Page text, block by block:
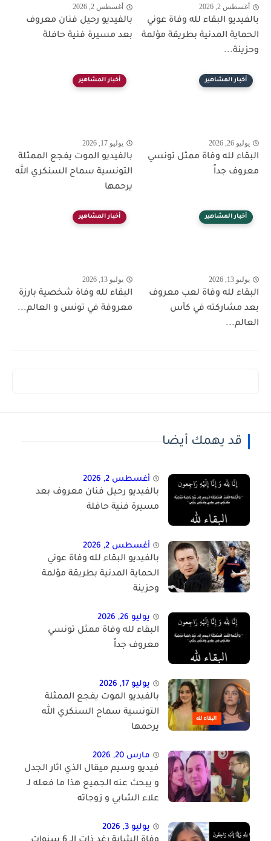
أغسطس 2, 2026
بالفيديو البقاء لله وفاة عوني
الحماية المدنية بطريقة مؤلمة
وحزينة...
أغسطس 2, 2026
بالفيديو رحيل فنان معروف
بعد مسيرة فنية حافلة
أخبار المشاهير
يوليو 26, 2026
البقاء لله وفاة ممثل تونسي
معروف جداً
أخبار المشاهير
يوليو 17, 2026
بالفيديو الموت يفجع الممثلة
التونسية سماح السنكري الله
يرحمها
أخبار المشاهير
يوليو 13, 2026
البقاء لله وفاة لعب معروف
بعد مشاركته في كأس
العالم...
أخبار المشاهير
يوليو 13, 2026
البقاء لله وفاة شخصية بارزة
معروفة في تونس و العالم...
قد يهمك أيضا
أغسطس 2, 2026
بالفيديو رحيل فنان معروف بعد
مسيرة فنية حافلة
أغسطس 2, 2026
بالفيديو البقاء لله وفاة عوني
الحماية المدنية بطريقة مؤلمة
وحزينة
يوليو 26, 2026
البقاء لله وفاة ممثل تونسي
معروف جداً
يوليو 17, 2026
بالفيديو الموت يفجع الممثلة
التونسية سماح السنكري الله
يرحمها
مارس 20, 2026
فيديو وسيم ميقال الذي اثار الجدل
و يبحث عنه الجميع هذا ما فعله لـ
علاء الشابي و زوجاته
يوليو 3, 2026